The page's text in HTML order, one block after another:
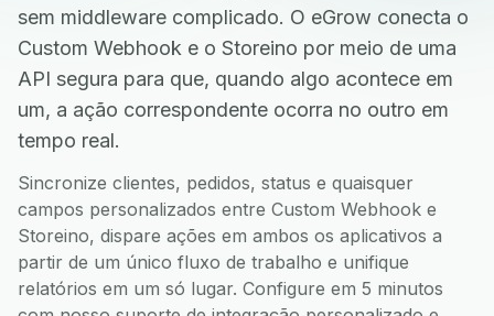
sem middleware complicado. O eGrow conecta o
Custom Webhook e o Storeino por meio de uma
API segura para que, quando algo acontece em
um, a ação correspondente ocorra no outro em
tempo real.
Sincronize clientes, pedidos, status e quaisquer
campos personalizados entre Custom Webhook e
Storeino, dispare ações em ambos os aplicativos a
partir de um único fluxo de trabalho e unifique
relatórios em um só lugar. Configure em 5 minutos